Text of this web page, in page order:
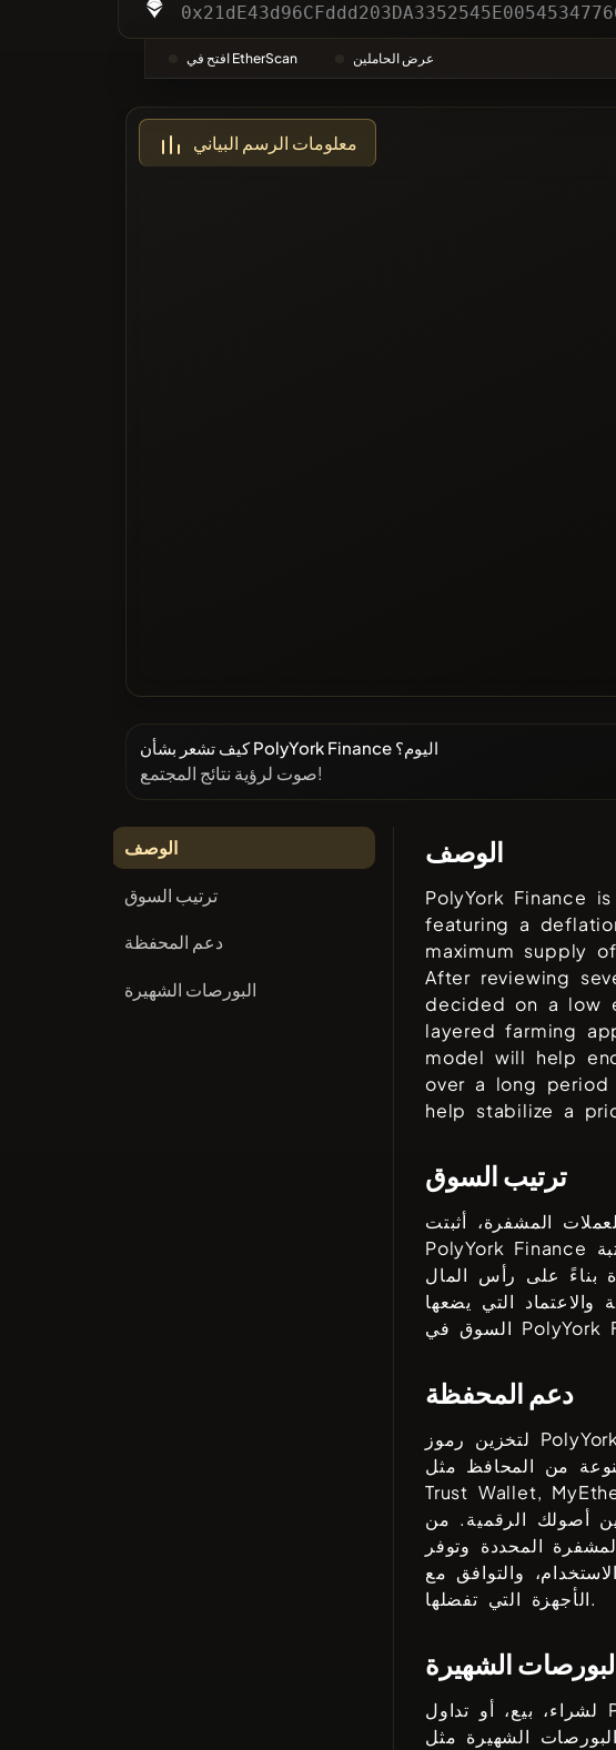
التصنيفات
الأكثر تصويتا
افتح في EtherScan عرض الحاملين
معلومات الرسم البياني
كيف تشعر بشأن PolyYork Finance اليوم؟
صوت لرؤية نتائج المجتمع!
الوصف
ترتيب السوق
دعم المحفظة
البورصات الشهيرة
الوصف
PolyYork Finance
featuring a
maximum supply
After reviewing
decided on a low
layered farming
model will help
over a long
help stabilize a
ترتيب السوق
المشفرة، أثبتت
PolyYork Finance
بناءً على رأس المال
التي يضعها
PolyYork
دعم المحفظة
Trust Wallet,
أصولك الرقمية. من
المحددة وتوفر
والتوافق مع
الأجهزة التي تفضلها.
الشهيرة